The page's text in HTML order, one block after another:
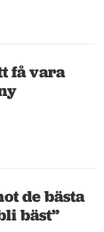
få vara
de bästa
bäst”